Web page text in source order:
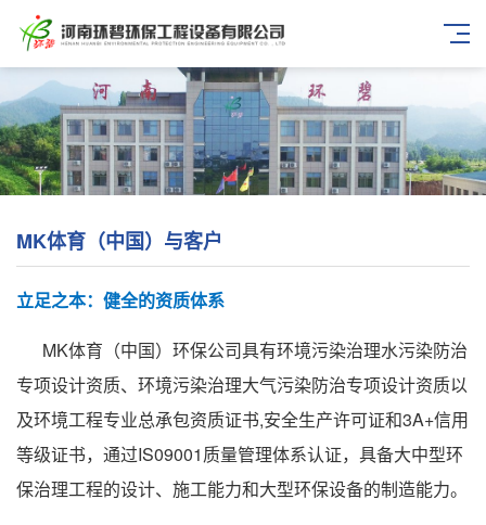
MK体育（中国）与客户
立足之本：健全的资质体系
MK体育（中国）环保公司具有环境污染治理水污染防治
专项设计资质、环境污染治理大气污染防治专项设计资质以
及环境工程专业总承包资质证书,安全生产许可证和3A+信用
等级证书，通过IS09001质量管理体系认证，具备大中型环
保治理工程的设计、施工能力和大型环保设备的制造能力。